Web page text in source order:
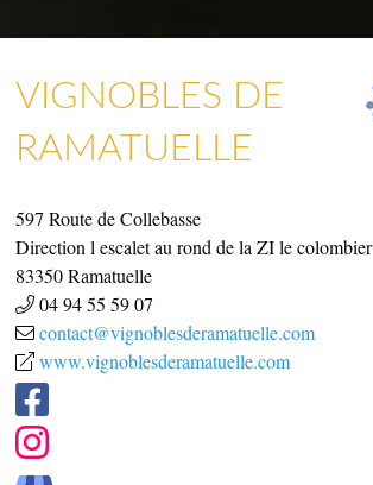
VIGNOBLES DE
RAMATUELLE
597 Route de Collebasse
Direction l escalet au rond de la ZI le colombier
83350 Ramatuelle
04 94 55 59 07
contact@vignoblesderamatuelle.com
www.vignoblesderamatuelle.com